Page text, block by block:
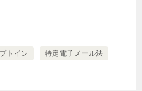
トイン 特定電子メール法